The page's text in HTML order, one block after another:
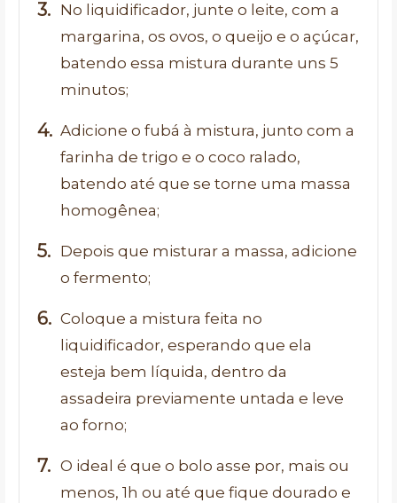
No liquidificador, junte o leite, com a
margarina, os ovos, o queijo e o açúcar,
batendo essa mistura durante uns 5
minutos;
Adicione o fubá à mistura, junto com a
farinha de trigo e o coco ralado,
batendo até que se torne uma massa
homogênea;
Depois que misturar a massa, adicione
o fermento;
Coloque a mistura feita no
liquidificador, esperando que ela
esteja bem líquida, dentro da
assadeira previamente untada e leve
ao forno;
O ideal é que o bolo asse por, mais ou
menos, 1h ou até que fique dourado e